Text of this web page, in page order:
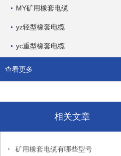
MY矿用橡套电缆
yz轻型橡套电缆
yc重型橡套电缆
查看更多
相关文章
矿用橡套电缆有哪些型号